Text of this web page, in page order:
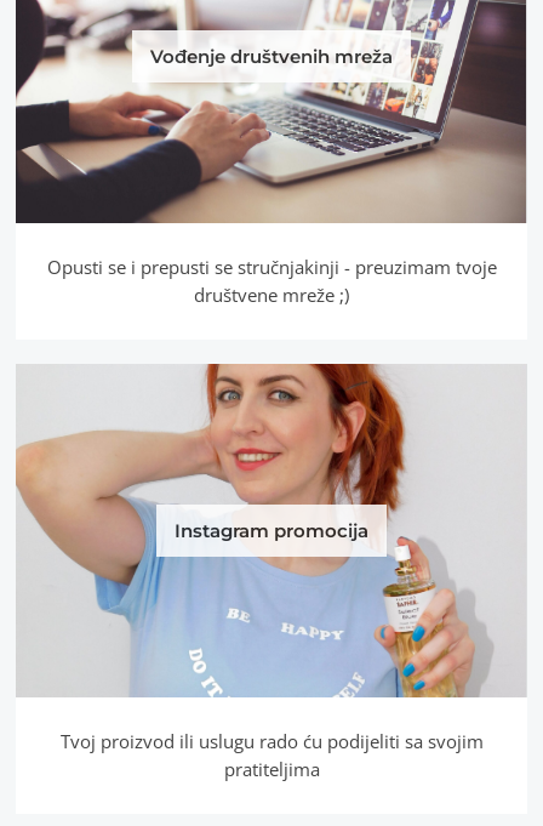
Vođenje društvenih mreža
Opusti se i prepusti se stručnjakinji - preuzimam tvoje
društvene mreže ;)
Instagram promocija
Tvoj proizvod ili uslugu rado ću podijeliti sa svojim
pratiteljima